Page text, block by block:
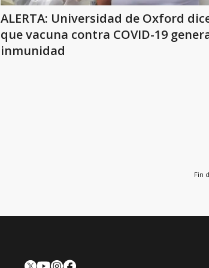
ALERTA: Universidad de Oxford
que vacuna contra COVID-19
inmunidad
Fin